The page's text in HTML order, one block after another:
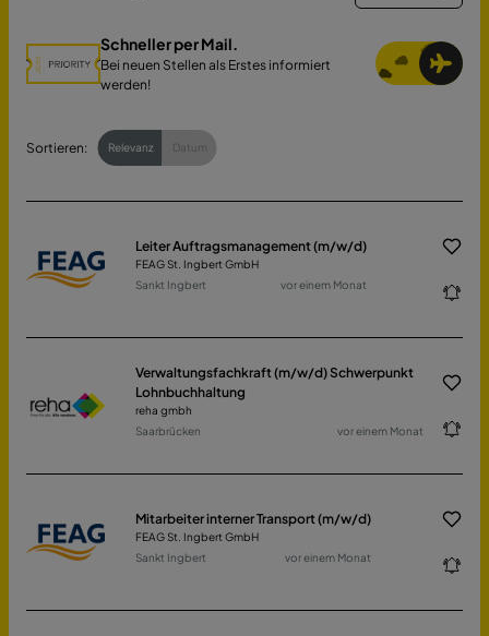
Schneller per Mail.
Bei neuen Stellen als Erstes informiert
werden!
Sortieren: Relevanz Datum
Leiter Auftragsmanagement (m/w/d)
FEAG St. Ingbert GmbH
Sankt Ingbert
vor einem Monat
Verwaltungsfachkraft (m/w/d) Schwerpunkt
Lohnbuchhaltung
reha gmbh
Saarbrücken
vor einem Monat
Mitarbeiter interner Transport (m/w/d)
FEAG St. Ingbert GmbH
Sankt Ingbert
vor einem Monat